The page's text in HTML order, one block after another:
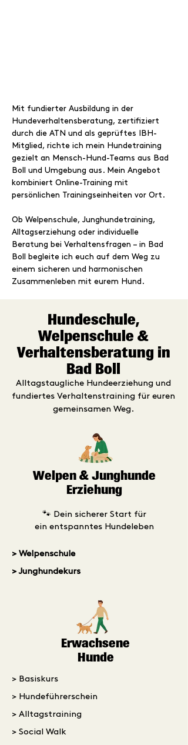
Mit fundierter Ausbildung in der
Hundeverhaltensberatung, zertifiziert
durch die ATN und als geprüftes IBH-
Mitglied, richte ich mein Hundetraining
gezielt an Mensch-Hund-Teams aus Bad
Boll und Umgebung aus. Mein Angebot
kombiniert Online-Training mit
persönlichen Trainingseinheiten vor Ort.
Ob Welpenschule, Junghundetraining,
Alltagserziehung oder individuelle
Beratung bei Verhaltensfragen – in Bad
Boll begleite ich euch auf dem Weg zu
einem sicheren und harmonischen
Zusammenleben mit eurem Hund.
Hundeschule,
Welpenschule &
Verhaltensberatung in
Bad Boll
Alltagstaugliche Hundeerziehung und
fundiertes Verhaltenstraining für euren
gemeinsamen Weg.
Welpen & Junghunde
Erziehung
🐾 Dein sicherer Start für
ein entspanntes Hundeleben
> Welpenschule
> Junghundekurs
Erwachsene
Hunde
> Basiskurs
> Hundeführerschein
> Alltagstraining
> Social Walk